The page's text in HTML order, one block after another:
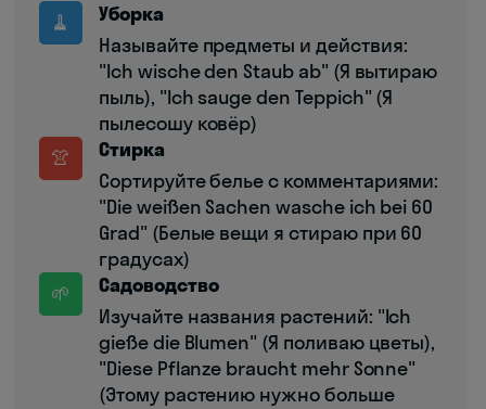
🧹
Уборка
Называйте предметы и действия:
"Ich wische den Staub ab" (Я вытираю
пыль), "Ich sauge den Teppich" (Я
пылесошу ковёр)
👚
Стирка
Сортируйте белье с комментариями:
"Die weißen Sachen wasche ich bei 60
Grad" (Белые вещи я стираю при 60
градусах)
🌱
Садоводство
Изучайте названия растений: "Ich
gieße die Blumen" (Я поливаю цветы),
"Diese Pflanze braucht mehr Sonne"
(Этому растению нужно больше